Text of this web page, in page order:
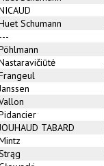
Schumann
---
TABARD